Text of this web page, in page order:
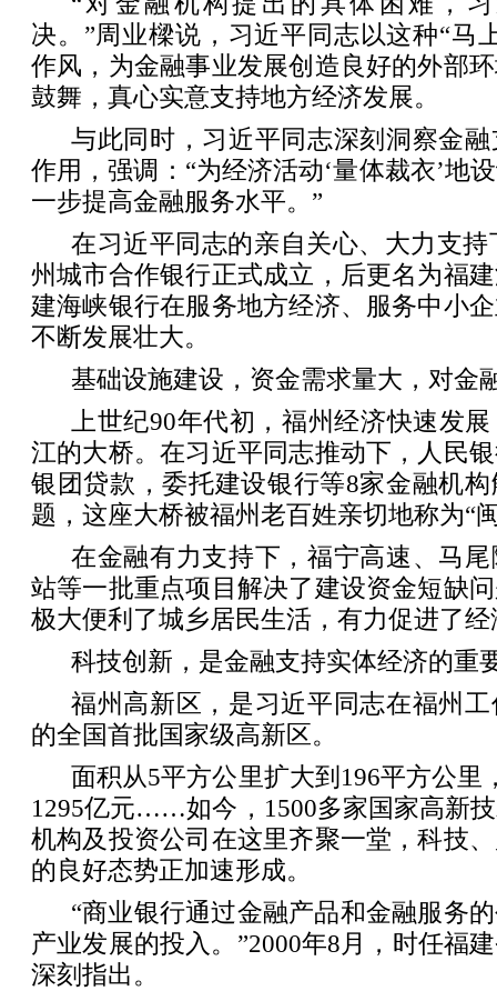
决。”周业樑说，习近平同志以这种“马
作风，为金融事业发展创造良好的外部
鼓舞，真心实意支持地方经济发展。
与此同时，习近平同志深刻洞察金
作用，强调：“为经济活动‘量体裁衣’地
一步提高金融服务水平。”
在习近平同志的亲自关心、大力支持
州城市合作银行正式成立，后更名为福
建海峡银行在服务地方经济、服务中小
不断发展壮大。
基础设施建设，资金需求量大，对金
上世纪90年代初，福州经济快速发
江的大桥。在习近平同志推动下，人民
银团贷款，委托建设银行等8家金融机
题，这座大桥被福州老百姓亲切地称为“
在金融有力支持下，福宁高速、马
站等一批重点项目解决了建设资金短缺
极大便利了城乡居民生活，有力促进了
科技创新，是金融支持实体经济的重
福州高新区，是习近平同志在福州
的全国首批国家级高新区。
面积从5平方公里扩大到196平方公里
1295亿元……如今，1500多家国家高新
机构及投资公司在这里齐聚一堂，科技
的良好态势正加速形成。
“商业银行通过金融产品和金融服务
产业发展的投入。”2000年8月，时任福
深刻指出。